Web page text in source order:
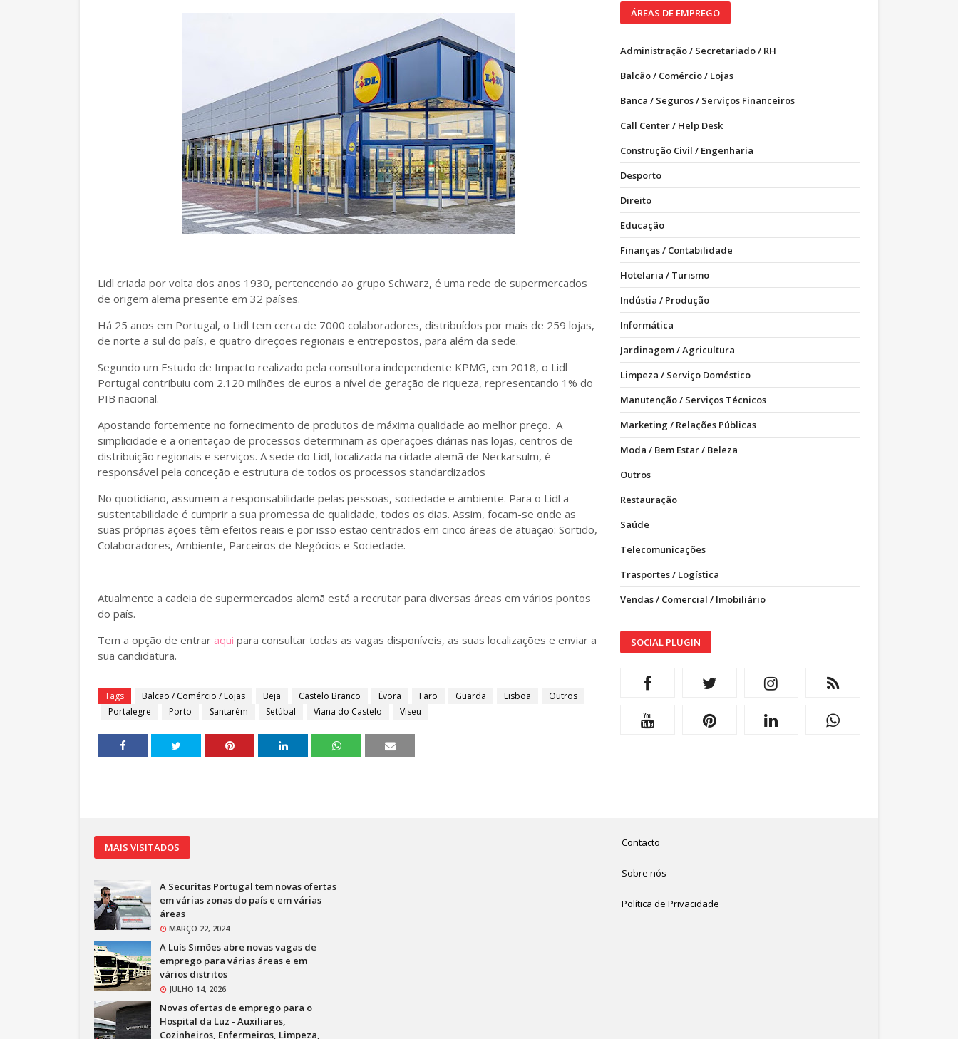
Lidl criada por volta dos anos 1930, pertencendo ao grupo Schwarz, é uma rede de supermercados
de origem alemã presente em 32 países.
Há 25 anos em Portugal, o Lidl tem cerca de 7000 colaboradores, distribuídos por mais de 259 lojas,
de norte a sul do país, e quatro direções regionais e entrepostos, para além da sede.
Segundo um Estudo de Impacto realizado pela consultora independente KPMG, em 2018, o Lidl
Portugal contribuiu com 2.120 milhões de euros a nível de geração de riqueza, representando 1% do
PIB nacional.
Apostando fortemente no fornecimento de produtos de máxima qualidade ao melhor preço. A
simplicidade e a orientação de processos determinam as operações diárias nas lojas, centros de
distribuição regionais e serviços. A sede do Lidl, localizada na cidade alemã de Neckarsulm, é
responsável pela conceção e estrutura de todos os processos standardizados
No quotidiano, assumem a responsabilidade pelas pessoas, sociedade e ambiente. Para o Lidl a
sustentabilidade é cumprir a sua promessa de qualidade, todos os dias. Assim, focam-se onde as
suas próprias ações têm efeitos reais e por isso estão centrados em cinco áreas de atuação: Sortido,
Colaboradores, Ambiente, Parceiros de Negócios e Sociedade.
Atualmente a cadeia de supermercados alemã está a recrutar para diversas áreas em vários pontos
do país.
Tem a opção de entrar aqui para consultar todas as vagas disponíveis, as suas localizações e enviar a
sua candidatura.
Tags Balcão / Comércio / Lojas Beja Castelo Branco Évora Faro Guarda Lisboa
Outros
Portalegre
Porto Santarém Setúbal Viana do Castelo Viseu
ÁREAS DE EMPREGO
Administração / Secretariado / RH
Balcão / Comércio / Lojas
Banca / Seguros / Serviços Financeiros
Call Center / Help Desk
Construção Civil / Engenharia
Desporto
Direito
Educação
Finanças / Contabilidade
Hotelaria / Turismo
Indústia / Produção
Informática
Jardinagem / Agricultura
Limpeza / Serviço Doméstico
Manutenção / Serviços Técnicos
Marketing / Relações Públicas
Moda / Bem Estar / Beleza
Outros
Restauração
Saúde
Telecomunicações
Trasportes / Logística
Vendas / Comercial / Imobiliário
SOCIAL PLUGIN
MAIS VISITADOS
A Securitas Portugal tem novas ofertas
em várias zonas do país e em várias
áreas
MARÇO 22, 2024
A Luís Simões abre novas vagas de
emprego para várias áreas e em
vários distritos
JULHO 14, 2026
Novas ofertas de emprego para o
Hospital da Luz - Auxiliares,
Cozinheiros, Enfermeiros, Limpeza,
Contacto
Sobre nós
Política de Privacidade